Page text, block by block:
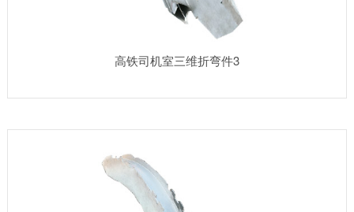
高铁司机室三维折弯件3